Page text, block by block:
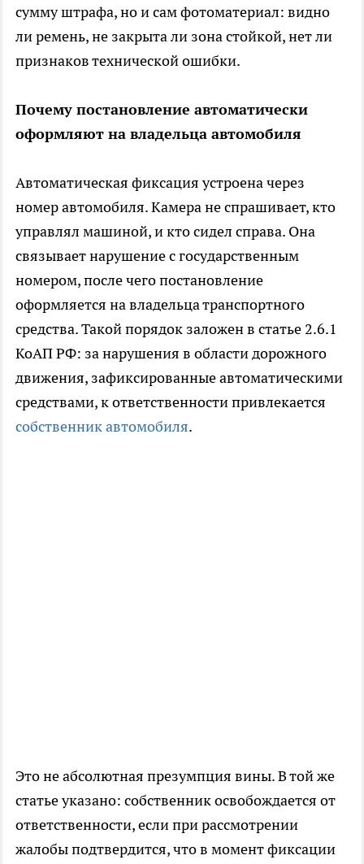
сумму штрафа, но и сам фотоматериал: видно
ли ремень, не закрыта ли зона стойкой, нет ли
признаков технической ошибки.
Почему постановление автоматически
оформляют на владельца автомобиля
Автоматическая фиксация устроена через
номер автомобиля. Камера не спрашивает, кто
управлял машиной, и кто сидел справа. Она
связывает нарушение с государственным
номером, после чего постановление
оформляется на владельца транспортного
средства. Такой порядок заложен в статье 2.6.1
КоАП РФ: за нарушения в области дорожного
движения, зафиксированные автоматическими
средствами, к ответственности привлекается
собственник автомобиля.
Это не абсолютная презумпция вины. В той же
статье указано: собственник освобождается от
ответственности, если при рассмотрении
жалобы подтвердится, что в момент фиксации